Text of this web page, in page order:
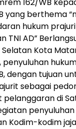
162/WB
yang berthema
hukum
TNI AD”
Selatan Kota
dengan tujuan
sebagai
di
Kodim-kodim